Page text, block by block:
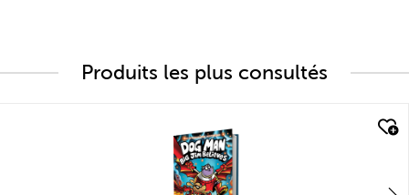
Produits les plus consultés